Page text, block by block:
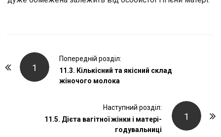
1
Попередній розділ:
11.3. Кількісний та якісний склад
жіночого молока
1
Наступний розділ:
11.5. Дієта вагітної жінки і матері-
годувальниці